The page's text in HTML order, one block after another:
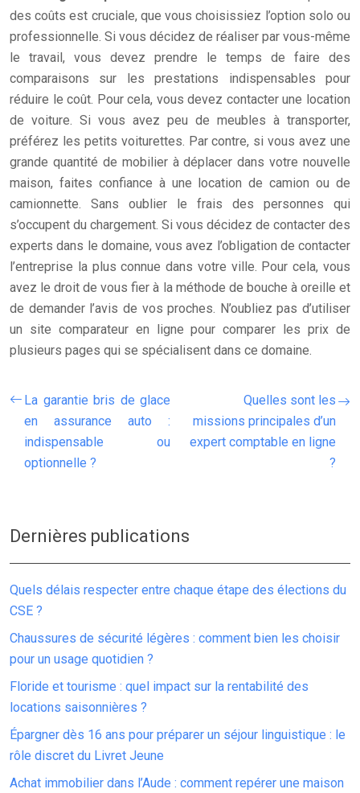
des coûts est cruciale, que vous choisissiez l’option solo ou
professionnelle. Si vous décidez de réaliser par vous-même
le travail, vous devez prendre le temps de faire des
comparaisons sur les prestations indispensables pour
réduire le coût. Pour cela, vous devez contacter une location
de voiture. Si vous avez peu de meubles à transporter,
préférez les petits voiturettes. Par contre, si vous avez une
grande quantité de mobilier à déplacer dans votre nouvelle
maison, faites confiance à une location de camion ou de
camionnette. Sans oublier le frais des personnes qui
s’occupent du chargement. Si vous décidez de contacter des
experts dans le domaine, vous avez l’obligation de contacter
l’entreprise la plus connue dans votre ville. Pour cela, vous
avez le droit de vous fier à la méthode de bouche à oreille et
de demander l’avis de vos proches. N’oubliez pas d’utiliser
un site comparateur en ligne pour comparer les prix de
plusieurs pages qui se spécialisent dans ce domaine.
La garantie bris de glace
en assurance auto :
indispensable ou
optionnelle ?
Quelles sont les
missions principales d’un
expert comptable en ligne
?
Dernières publications
Quels délais respecter entre chaque étape des élections du
CSE ?
Chaussures de sécurité légères : comment bien les choisir
pour un usage quotidien ?
Floride et tourisme : quel impact sur la rentabilité des
locations saisonnières ?
Épargner dès 16 ans pour préparer un séjour linguistique : le
rôle discret du Livret Jeune
Achat immobilier dans l’Aude : comment repérer une maison